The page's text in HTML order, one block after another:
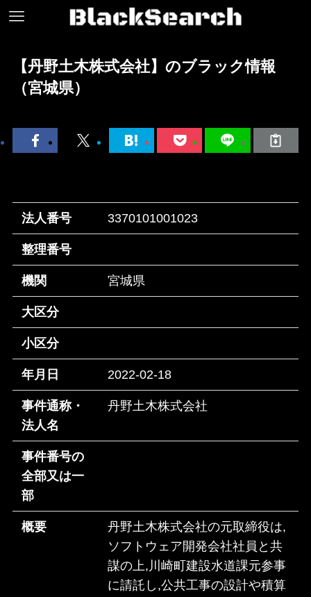
【丹野土木株式会社】のブラック情報
（宮城県）
法人番号 3370101001023
整理番号
機関 宮城県
大区分
小区分
年月日 2022-02-18
事件通称・
法人名
丹野土木株式会社
事件番号の
全部又は一
部
概要
丹野土木株式会社の元取締役は,
ソフトウェア開発会社社員と共
謀の上,川崎町建設水道課元参事
に請託し,公共工事の設計や積算